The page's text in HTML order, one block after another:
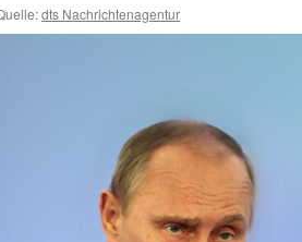
dts Nachrichtenagentur